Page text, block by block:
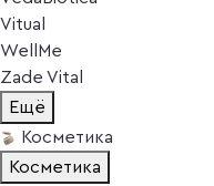
Vitual
WellMe
Zade Vital
Ещё
Косметика
Косметика